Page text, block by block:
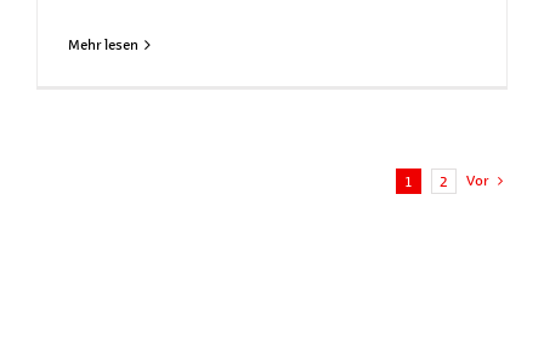
Mehr lesen
1 2 Vor